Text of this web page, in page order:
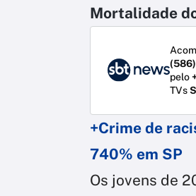
Mortalidade
(586)
pelo
TVs
+Crime de
740% em SP
Os jovens de